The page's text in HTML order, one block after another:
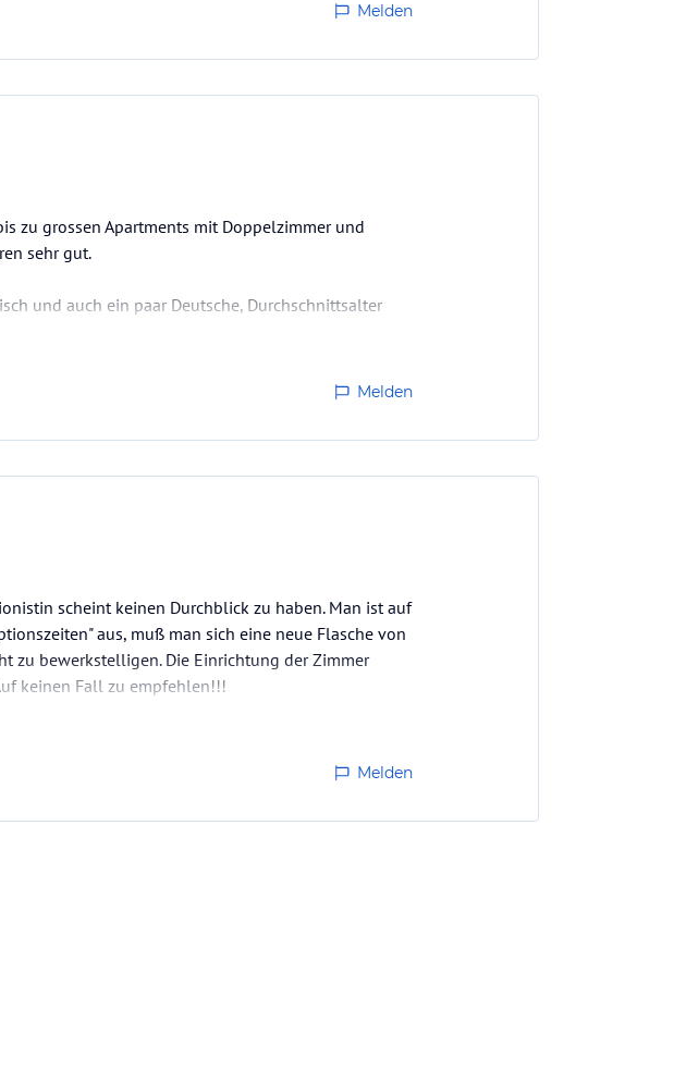
Melden
zu grossen Apartments mit Doppelzimmer und
sehr gut.
und auch ein paar Deutsche, Durchschnittsalter
ist hier gut aufgehoben, die meiste Zeit verbringt
Melden
scheint keinen Durchblick zu haben. Man ist auf
aus, muß man sich eine neue Flasche von
zu bewerkstelligen. Die Einrichtung der Zimmer
keinen Fall zu empfehlen!!!
Melden